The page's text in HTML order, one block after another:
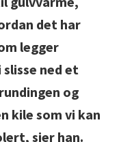
det har
legger
ned et
og
kile som vi kan
sier han.